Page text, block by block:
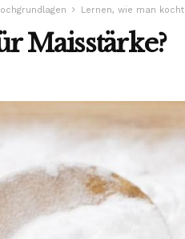
Lernen, wie man kocht
Maisstärke?